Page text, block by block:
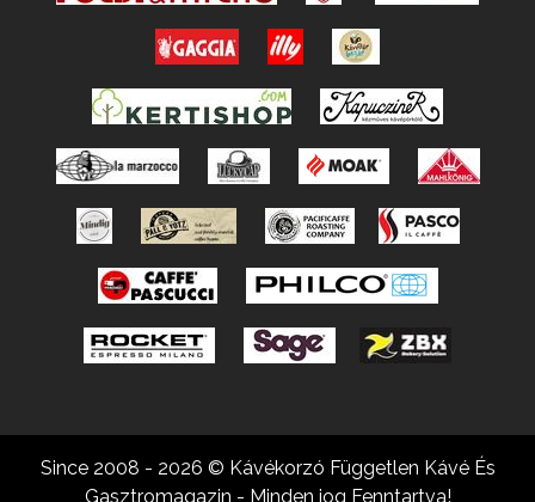
Since 2008 - 2026 © Kávékorzó Független Kávé És
Gasztromagazin - Minden jog Fenntartva!